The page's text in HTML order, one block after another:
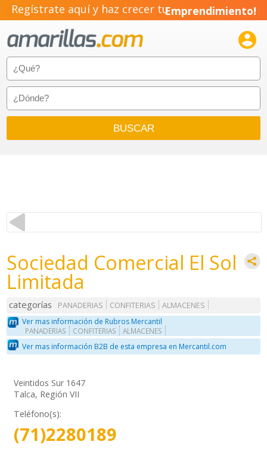
Regístrate aquí y haz crecer tuEmprendimiento!

Sociedad Comercial El Sol
Limitada
categorías PANADERIAS CONFITERIAS
ALMACENES
Ver mas información de Rubros Mercantil
PANADERIAS CONFITERIAS ALMACENES
Ver mas información B2B de esta empresa en Mercantil.com
Veintidos Sur 1647
Talca, Región VII
Teléfono(s):
(71)2280189